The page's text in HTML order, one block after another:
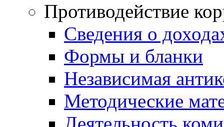
Противодействие
Сведения о
Формы и бланки
Независимая
Методические